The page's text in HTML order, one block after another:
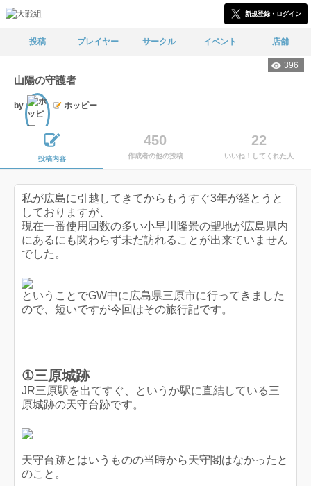
新規登録・ログイン
投稿 プレイヤー サークル イベント 店舗
396
山陽の守護者
by ホッピー
投稿内容
450
作成者の他の投稿
22
いいね！してくれた人
私が広島に引越してきてからもうすぐ3年が経とうと
しておりますが、
現在一番使用回数の多い小早川隆景の聖地が広島県内
にあるにも関わらず未だ訪れることが出来ていません
でした。
ということでGW中に広島県三原市に行ってきました
ので、短いですが今回はその旅行記です。
①三原城跡
JR三原駅を出てすぐ、というか駅に直結している三
原城跡の天守台跡です。
天守台跡とはいうものの当時から天守閣はなかったと
のこと。